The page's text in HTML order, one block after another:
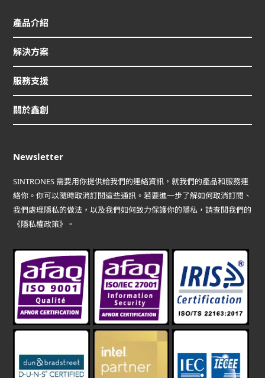
產品介紹
解決方案
服務支援
關於鑫創
Newsletter
SINTRONES 需要用你提供給我們的連絡資訊，就我們的產品和服務連
絡你。你可以隨時取消訂閱這些通訊。若要進一步了解如何取消訂閱、
我們處理隱私的做法，以及我們如何致力保護你的隱私，請查閱我們的
《隱私權政策》。